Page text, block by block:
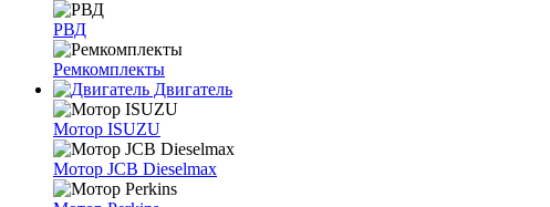
РВД
Ремкомплекты
Двигатель
Мотор ISUZU
Мотор JCB Dieselmax